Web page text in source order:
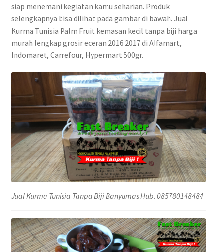
siap menemani kegiatan kamu seharian. Produk
selengkapnya bisa dilihat pada gambar di bawah. Jual
Kurma Tunisia Palm Fruit kemasan kecil tanpa biji harga
murah lengkap grosir eceran 2016 2017 di Alfamart,
Indomaret, Carrefour, Hypermart 500gr.
Jual Kurma Tunisia Tanpa Biji Banyumas Hub. 085780148484